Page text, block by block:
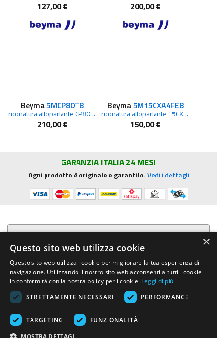
127,00 €
200,00 €
Beyma5MCP80T8
riconatura altoparlante CP800/Ti CP850Nd CP855Nd
210,00 €
Beyma5M15CXA4FE8
riconatura altoparlante 15CXA400Fe
150,00 €
GARANZIA ITALIA 24 MESI
Ogni prodotto è originale e garantito.Vedi i dettagli
Presentazione aziendale
Acquista su R.G. Sound
Trasparenza e sicurezza
Area Clienti
R.G. Sound di Rosini Guido
×
Questo sito web utilizza cookie
Questo sito web utilizza i cookie per migliorare la tua esperienza di
navigazione. Utilizzando il nostro sito web acconsenti a tutti i cookie
in conformità con la nostra policy per i cookie. Leggi di più
STRETTAMENTE NECESSARI
PERFORMANCE
TARGETING FUNZIONALITÀ
MOSTRA DETTAGLI